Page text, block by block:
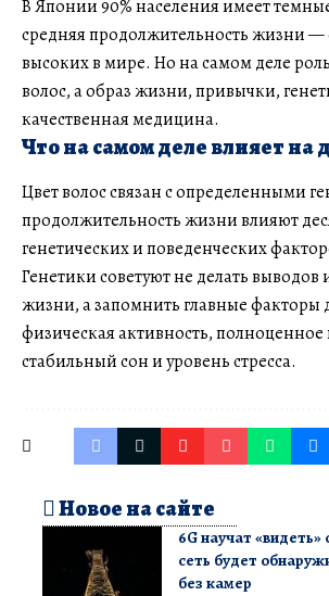
В Японии 90% населения имеет
средняя продолжительность жизни —
высоких в мире. Но на самом деле
волос, а образ жизни, привычки,
качественная медицина.
Что на самом деле влияет на
Цвет волос связан с определенными
продолжительность жизни влияют
генетических и поведенческих
Генетики советуют не делать выводов
жизни, а запомнить главные факторы
физическая активность, полноценное
стабильный сон и уровень стресса.
Новое на сайте
6G научат «видеть»
сеть будет
без камер